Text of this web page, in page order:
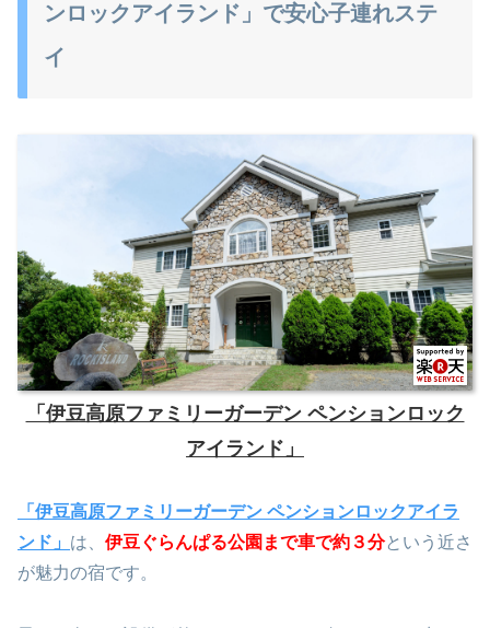
ンロックアイランド」で安心子連れステ
イ
「伊豆高原ファミリーガーデン ペンションロック
アイランド」
「伊豆高原ファミリーガーデン ペンションロックアイラ
ンド」 は、 伊豆ぐらんぱる公園まで車で約３分という近さ
が魅力の宿です。